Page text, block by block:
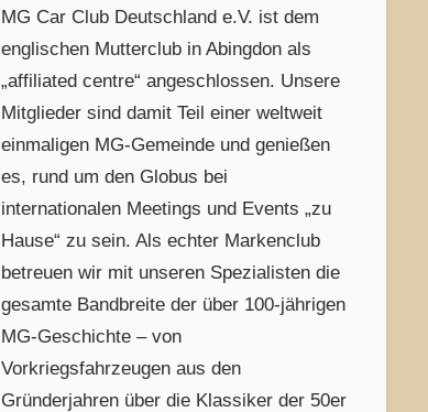
MG Car Club Deutschland e.V. ist dem
englischen Mutterclub in Abingdon als
„affiliated centre“ angeschlossen. Unsere
Mitglieder sind damit Teil einer weltweit
einmaligen MG-Gemeinde und genießen
es, rund um den Globus bei
internationalen Meetings und Events „zu
Hause“ zu sein. Als echter Markenclub
betreuen wir mit unseren Spezialisten die
gesamte Bandbreite der über 100-jährigen
MG-Geschichte – von
Vorkriegsfahrzeugen aus den
Gründerjahren über die Klassiker der 50er